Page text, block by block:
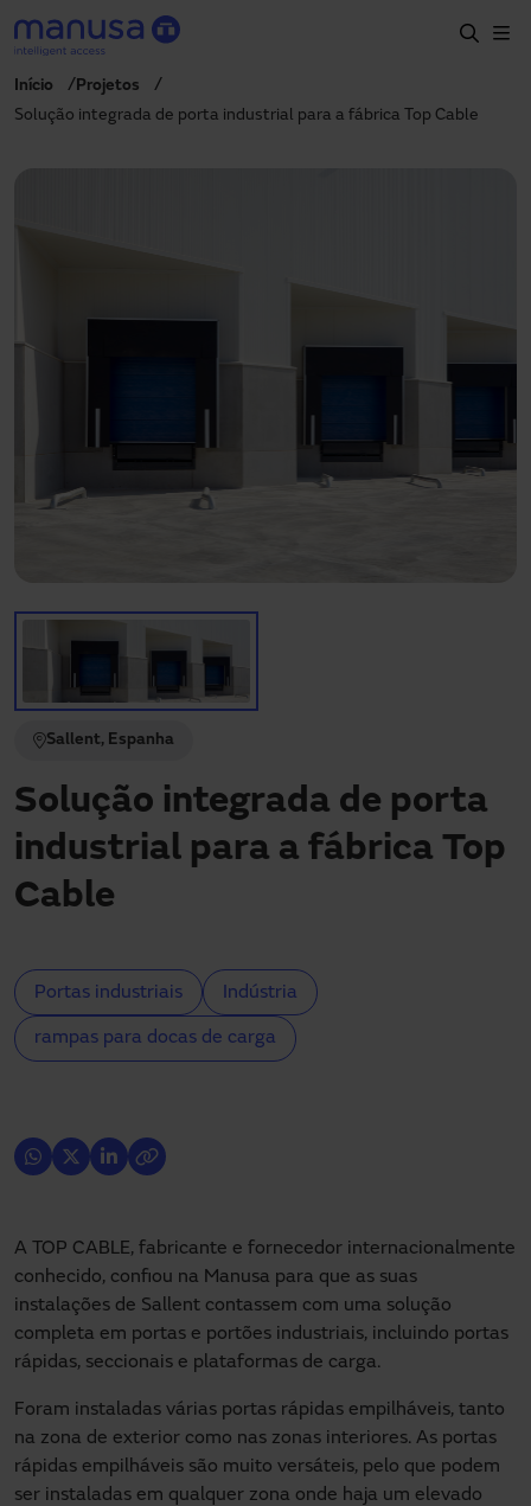
Pular para o conteúdo principal
Blog
PT-BR
manusa.br@manusa.com
Minha área
Início
Projetos
Solução integrada de porta industrial para a fábrica Top Cable
Sallent, Espanha
Solução integrada de porta
industrial para a fábrica Top
Cable
Portas industriais Indústria
rampas para docas de carga
A TOP CABLE, fabricante e fornecedor internacionalmente
conhecido, confiou na Manusa para que as suas
instalações de Sallent contassem com uma solução
completa em portas e portões industriais, incluindo portas
rápidas, seccionais e plataformas de carga.
Foram instaladas várias portas rápidas empilháveis, tanto
na zona de exterior como nas zonas interiores. As portas
rápidas empilháveis são muito versáteis, pelo que podem
ser instaladas em qualquer zona onde haja um elevado